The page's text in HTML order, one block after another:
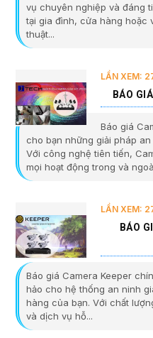
vụ chuyên nghiệp và đáng
tại gia đình, cửa hàng hoặc
thuật...
LẦN XEM:
BÁO
Báo giá
cho bạn những giải pháp
Với công nghệ tiên tiến,
mọi hoạt động trong và
LẦN XEM:
BÁO
Báo giá Camera Keeper
hảo cho hệ thống an ninh
hàng của bạn. Với chất
và dịch vụ hỗ...